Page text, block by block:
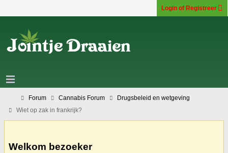
Login of Registreer
Forum Cannabis Forum
Drugsbeleid en wetgeving
Wiet op zak in frankrijk?
Welkom bezoeker